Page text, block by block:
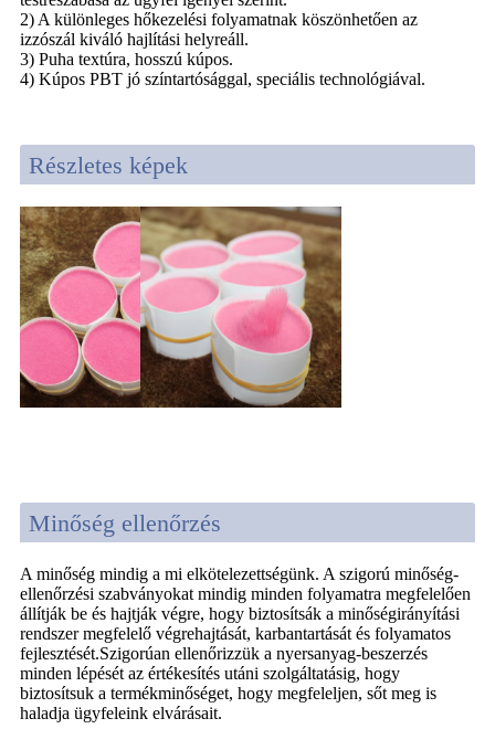
2) A különleges hőkezelési folyamatnak köszönhetően az
izzószál kiváló hajlítási helyreáll.
3) Puha textúra, hosszú kúpos.
4) Kúpos PBT jó színtartósággal, speciális technológiával.
Részletes képek
Minőség ellenőrzés
A minőség mindig a mi elkötelezettségünk. A szigorú minőség-
ellenőrzési szabványokat mindig minden folyamatra megfelelően
állítják be és hajtják végre, hogy biztosítsák a minőségirányítási
rendszer megfelelő végrehajtását, karbantartását és folyamatos
fejlesztését.Szigorúan ellenőrizzük a nyersanyag-beszerzés
minden lépését az értékesítés utáni szolgáltatásig, hogy
biztosítsuk a termékminőséget, hogy megfeleljen, sőt meg is
haladja ügyfeleink elvárásait.